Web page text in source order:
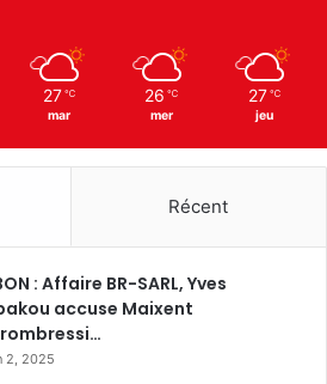
27 ℃
mar
26 ℃
mer
27 ℃
jeu
Récent
: Affaire BR-SARL, Yves
accuse Maixent
2, 2025